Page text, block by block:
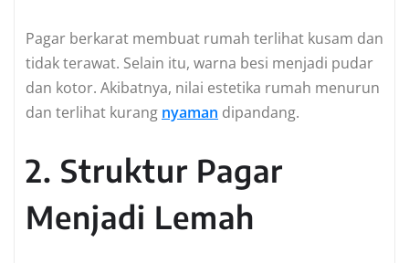
Pagar berkarat membuat rumah terlihat kusam dan
tidak terawat. Selain itu, warna besi menjadi pudar
dan kotor. Akibatnya, nilai estetika rumah menurun
dan terlihat kurang nyaman dipandang.
2. Struktur Pagar
Menjadi Lemah